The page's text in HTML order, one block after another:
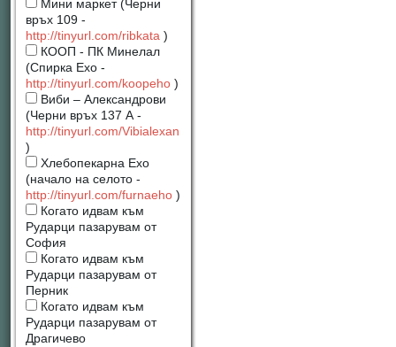
Мини маркет (Черни
връх 109 -
http://tinyurl.com/ribkata )
КООП - ПК Минелал
(Спирка Ехо -
http://tinyurl.com/koopeho )
Виби – Александрови
(Черни връх 137 А -
http://tinyurl.com/Vibialexan
)
Хлебопекарна Ехо
(начало на селото -
http://tinyurl.com/furnaeho )
Когато идвам към
Рударци пазарувам от
София
Когато идвам към
Рударци пазарувам от
Перник
Когато идвам към
Рударци пазарувам от
Драгичево